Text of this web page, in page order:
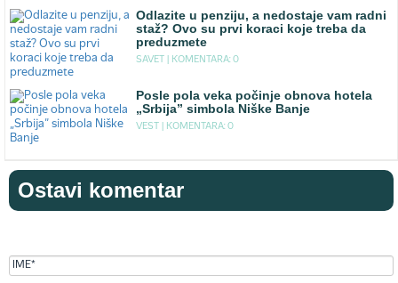
Odlazite u penziju, a nedostaje vam radni
staž? Ovo su prvi koraci koje treba da
preduzmete
SAVET | KOMENTARA: 0
Posle pola veka počinje obnova hotela
„Srbija” simbola Niške Banje
VEST | KOMENTARA: 0
Ostavi komentar